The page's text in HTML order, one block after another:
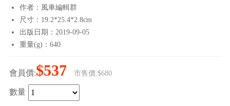
作者：風車編輯群
尺寸：19.2*25.4*2.8cm
出版日期：2019-09-05
重量(g)：640
會員價:$537 市售價:$680
數量